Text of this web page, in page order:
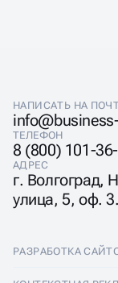
НАПИСАТЬ НА
ТЕЛЕФОН
8 (800) 101-
АДРЕС
г. Волгоград,
улица, 5, оф.
РАЗРАБОТКА